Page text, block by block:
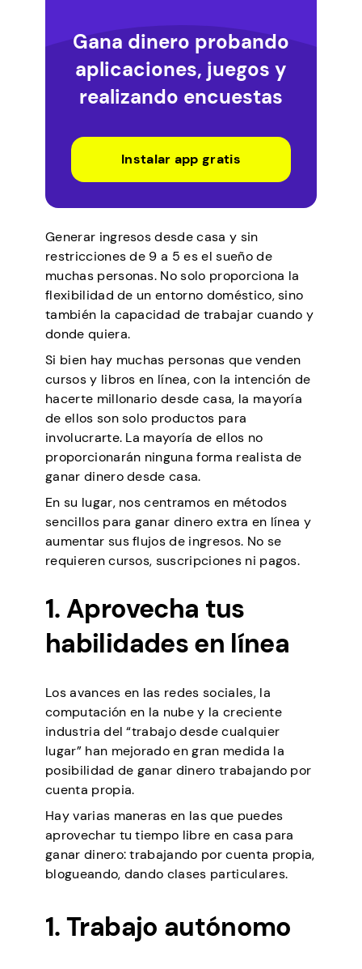
Gana dinero probando
aplicaciones, juegos y
realizando encuestas
Instalar app gratis
Generar ingresos desde casa y sin
restricciones de 9 a 5 es el sueño de
muchas personas. No solo proporciona la
flexibilidad de un entorno doméstico, sino
también la capacidad de trabajar cuando y
donde quiera.
Si bien hay muchas personas que venden
cursos y libros en línea, con la intención de
hacerte millonario desde casa, la mayoría
de ellos son solo productos para
involucrarte. La mayoría de ellos no
proporcionarán ninguna forma realista de
ganar dinero desde casa.
En su lugar, nos centramos en métodos
sencillos para ganar dinero extra en línea y
aumentar sus flujos de ingresos. No se
requieren cursos, suscripciones ni pagos.
1. Aprovecha tus
habilidades en línea
Los avances en las redes sociales, la
computación en la nube y la creciente
industria del “trabajo desde cualquier
lugar” han mejorado en gran medida la
posibilidad de ganar dinero trabajando por
cuenta propia.
Hay varias maneras en las que puedes
aprovechar tu tiempo libre en casa para
ganar dinero: trabajando por cuenta propia,
blogueando, dando clases particulares.
1. Trabajo autónomo